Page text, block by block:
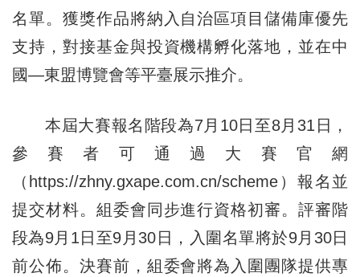
名單。獲獎作品將納入自治區項目儲備庫優先
支持，對接基金與投資機構孵化落地，並在中
國—東盟博覽會等平臺展示推介。
本屆大賽報名階段為7月10日至8月31日，
參賽者可通過大賽官網
（https://zhny.gxape.com.cn/scheme）報名並
提交材料。組委會同步進行資格初審。評審階
段為9月1日至9月30日，入圍名單將於9月30日
前公佈。決賽前，組委會將為入圍團隊提供專